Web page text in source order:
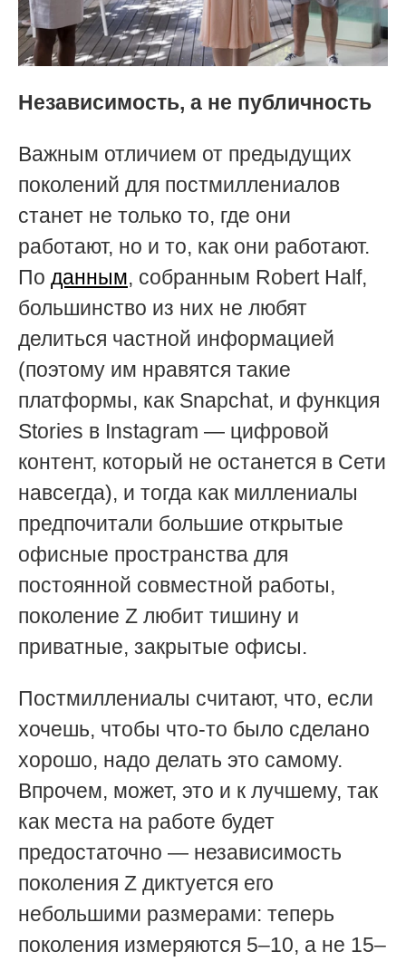
Независимость, а не публичность
Важным отличием от предыдущих
поколений для постмиллениалов
станет не только то, где они
работают, но и то, как они работают.
По данным, собранным Robert Half,
большинство из них не любят
делиться частной информацией
(поэтому им нравятся такие
платформы, как Snapchat, и функция
Stories в Instagram — цифровой
контент, который не останется в Сети
навсегда), и тогда как миллениалы
предпочитали большие открытые
офисные пространства для
постоянной совместной работы,
поколение Z любит тишину и
приватные, закрытые офисы.
Постмиллениалы считают, что, если
хочешь, чтобы что-то было сделано
хорошо, надо делать это самому.
Впрочем, может, это и к лучшему, так
как места на работе будет
предостаточно — независимость
поколения Z диктуется его
небольшими размерами: теперь
поколения измеряются 5–10, а не 15–